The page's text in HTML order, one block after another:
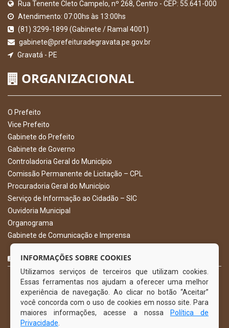
Rua Tenente Cleto Campelo, nº 268, Centro - CEP: 55.641-000
Atendimento: 07:00hs às 13:00hs
(81) 3299-1899 (Gabinete / Ramal 4001)
gabinete@prefeituradegravata.pe.gov.br
Gravatá - PE
ORGANIZACIONAL
O Prefeito
Vice Prefeito
Gabinete do Prefeito
Gabinete de Governo
Controladoria Geral do Município
Comissão Permanente de Licitação – CPL
Procuradoria Geral do Município
Serviço de Informação ao Cidadão – SIC
Ouvidoria Municipal
Organograma
Gabinete de Comunicação e Imprensa
CURTA NOSSA FAN PAGE
INFORMAÇÕES SOBRE COOKIES
Utilizamos serviços de terceiros que utilizam cookies.
Essas ferramentas nos ajudam a oferecer uma melhor
experiência de navegação. Ao clicar no botão “Aceitar”
você concorda com o uso de cookies em nosso site. Para
maiores informações, acesse a nossa
Política de
Privacidade